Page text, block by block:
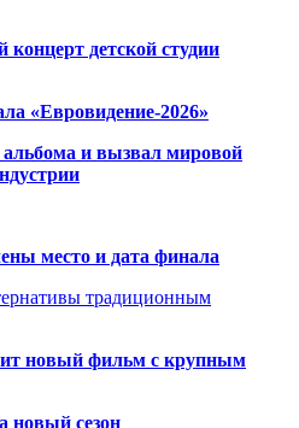
детской студии
«Евровидение-2026»
и вызвал мировой
место и дата финала
традиционным
новый фильм с крупным
новый сезон